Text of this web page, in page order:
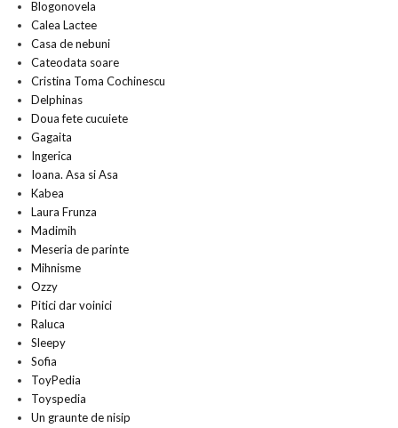
Blogonovela
Calea Lactee
Casa de nebuni
Cateodata soare
Cristina Toma Cochinescu
Delphinas
Doua fete cucuiete
Gagaita
Ingerica
Ioana. Asa si Asa
Kabea
Laura Frunza
Madimih
Meseria de parinte
Mihnisme
Ozzy
Pitici dar voinici
Raluca
Sleepy
Sofia
ToyPedia
Toyspedia
Un graunte de nisip